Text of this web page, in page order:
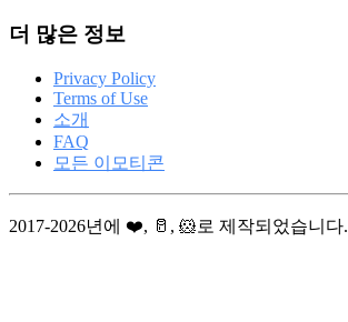
더 많은 정보
Privacy Policy
Terms of Use
소개
FAQ
모든 이모티콘
2017-2026년에 ❤️, 🥛, 🐹로 제작되었습니다.